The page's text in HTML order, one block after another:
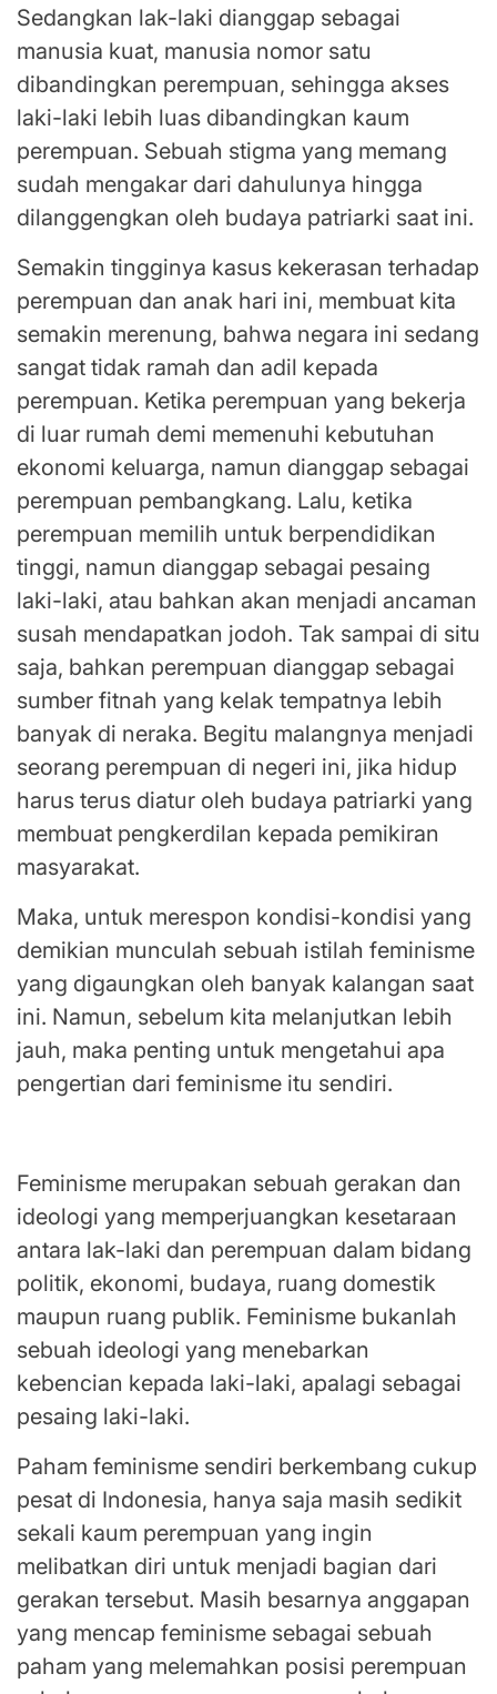
Sedangkan lak-laki dianggap sebagai
manusia kuat, manusia nomor satu
dibandingkan perempuan, sehingga akses
laki-laki lebih luas dibandingkan kaum
perempuan. Sebuah stigma yang memang
sudah mengakar dari dahulunya hingga
dilanggengkan oleh budaya patriarki saat ini.
Semakin tingginya kasus kekerasan terhadap
perempuan dan anak hari ini, membuat kita
semakin merenung, bahwa negara ini sedang
sangat tidak ramah dan adil kepada
perempuan. Ketika perempuan yang bekerja
di luar rumah demi memenuhi kebutuhan
ekonomi keluarga, namun dianggap sebagai
perempuan pembangkang. Lalu, ketika
perempuan memilih untuk berpendidikan
tinggi, namun dianggap sebagai pesaing
laki-laki, atau bahkan akan menjadi ancaman
susah mendapatkan jodoh. Tak sampai di situ
saja, bahkan perempuan dianggap sebagai
sumber fitnah yang kelak tempatnya lebih
banyak di neraka. Begitu malangnya menjadi
seorang perempuan di negeri ini, jika hidup
harus terus diatur oleh budaya patriarki yang
membuat pengkerdilan kepada pemikiran
masyarakat.
Maka, untuk merespon kondisi-kondisi yang
demikian munculah sebuah istilah feminisme
yang digaungkan oleh banyak kalangan saat
ini. Namun, sebelum kita melanjutkan lebih
jauh, maka penting untuk mengetahui apa
pengertian dari feminisme itu sendiri.
Feminisme merupakan sebuah gerakan dan
ideologi yang memperjuangkan kesetaraan
antara lak-laki dan perempuan dalam bidang
politik, ekonomi, budaya, ruang domestik
maupun ruang publik. Feminisme bukanlah
sebuah ideologi yang menebarkan
kebencian kepada laki-laki, apalagi sebagai
pesaing laki-laki.
Paham feminisme sendiri berkembang cukup
pesat di Indonesia, hanya saja masih sedikit
sekali kaum perempuan yang ingin
melibatkan diri untuk menjadi bagian dari
gerakan tersebut. Masih besarnya anggapan
yang mencap feminisme sebagai sebuah
paham yang melemahkan posisi perempuan